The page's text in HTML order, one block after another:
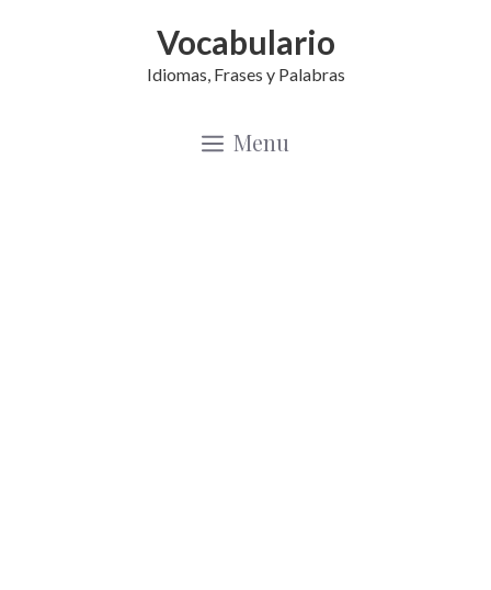
Vocabulario
Idiomas, Frases y Palabras
Menu